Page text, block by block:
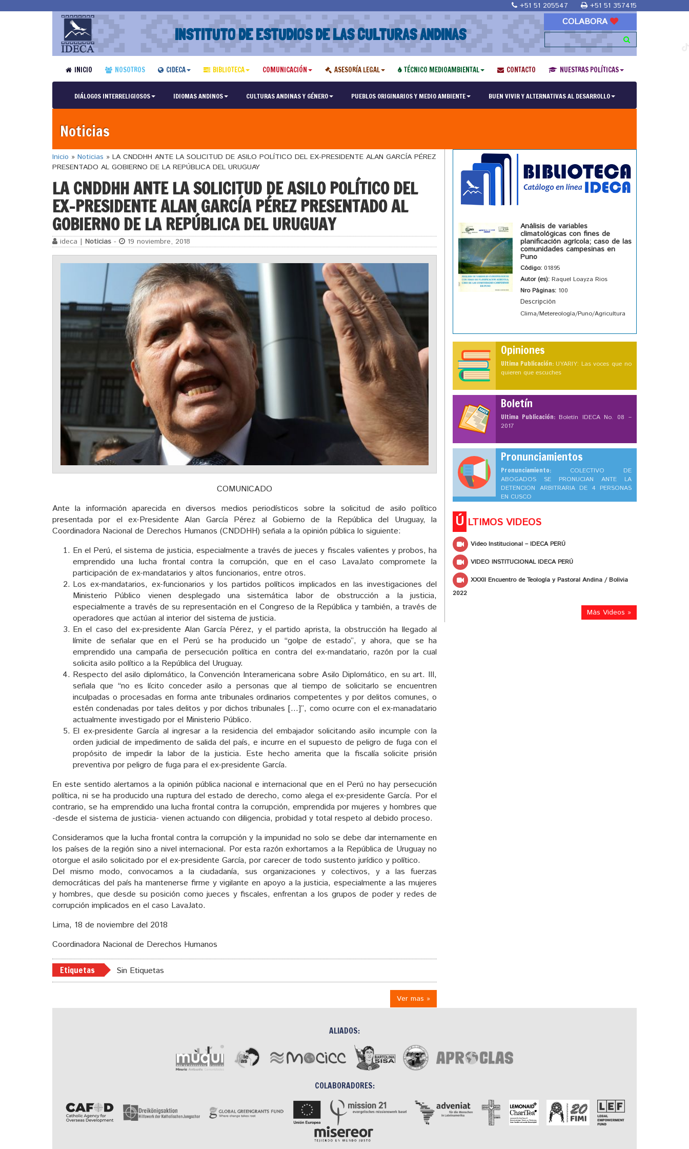
+51 51 205547 +51 51 357415
INSTITUTO DE ESTUDIOS DE LAS CULTURAS ANDINAS
COLABORA
INICIO NOSOTROS CIDECA BIBLIOTECA COMUNICACIÓN ASESORÍA LEGAL TÉCNICO MEDIOAMBIENTAL CONTACTO NUESTRAS POLÍTICAS
DIÁLOGOS INTERRELIGIOSOS IDIOMAS ANDINOS CULTURAS ANDINAS Y GÉNERO PUEBLOS ORIGINARIOS Y MEDIO AMBIENTE BUEN VIVIR Y ALTERNATIVAS AL DESARROLLO
Noticias
Inicio » Noticias » LA CNDDHH ANTE LA SOLICITUD DE ASILO POLÍTICO DEL EX-PRESIDENTE ALAN GARCÍA PÉREZ
PRESENTADO AL GOBIERNO DE LA REPÚBLICA DEL URUGUAY
LA CNDDHH ANTE LA SOLICITUD DE ASILO POLÍTICO DEL
EX-PRESIDENTE ALAN GARCÍA PÉREZ PRESENTADO AL
GOBIERNO DE LA REPÚBLICA DEL URUGUAY
ideca | Noticias - 19 noviembre, 2018
COMUNICADO
Ante la información aparecida en diversos medios periodísticos sobre la solicitud de asilo político
presentada por el ex-Presidente Alan García Pérez al Gobierno de la República del Uruguay, la
Coordinadora Nacional de Derechos Humanos (CNDDHH) señala a la opinión pública lo siguiente:
En el Perú, el sistema de justicia, especialmente a través de jueces y fiscales valientes y probos, ha
emprendido una lucha frontal contra la corrupción, que en el caso LavaJato compromete la
participación de ex-mandatarios y altos funcionarios, entre otros.
Los ex-mandatarios, ex-funcionarios y los partidos políticos implicados en las investigaciones del
Ministerio Público vienen desplegado una sistemática labor de obstrucción a la justicia,
especialmente a través de su representación en el Congreso de la República y también, a través de
operadores que actúan al interior del sistema de justicia.
En el caso del ex-presidente Alan García Pérez, y el partido aprista, la obstrucción ha llegado al
límite de señalar que en el Perú se ha producido un “golpe de estado”, y ahora, que se ha
emprendido una campaña de persecución política en contra del ex-mandatario, razón por la cual
solicita asilo político a la República del Uruguay.
Respecto del asilo diplomático, la Convención Interamericana sobre Asilo Diplomático, en su art. III,
señala que “no es lícito conceder asilo a personas que al tiempo de solicitarlo se encuentren
inculpadas o procesadas en forma ante tribunales ordinarios competentes y por delitos comunes, o
estén condenadas por tales delitos y por dichos tribunales […]”, como ocurre con el ex-manadatario
actualmente investigado por el Ministerio Público.
El ex-presidente García al ingresar a la residencia del embajador solicitando asilo incumple con la
orden judicial de impedimento de salida del país, e incurre en el supuesto de peligro de fuga con el
propósito de impedir la labor de la justicia. Este hecho amerita que la fiscalía solicite prisión
preventiva por peligro de fuga para el ex-presidente García.
En este sentido alertamos a la opinión pública nacional e internacional que en el Perú no hay persecución
política, ni se ha producido una ruptura del estado de derecho, como alega el ex-presidente García. Por el
contrario, se ha emprendido una lucha frontal contra la corrupción, emprendida por mujeres y hombres que
-desde el sistema de justicia- vienen actuando con diligencia, probidad y total respeto al debido proceso.
Consideramos que la lucha frontal contra la corrupción y la impunidad no solo se debe dar internamente en
los países de la región sino a nivel internacional. Por esta razón exhortamos a la República de Uruguay no
otorgue el asilo solicitado por el ex-presidente García, por carecer de todo sustento jurídico y político.
Del mismo modo, convocamos a la ciudadanía, sus organizaciones y colectivos, y a las fuerzas
democráticas del país ha mantenerse firme y vigilante en apoyo a la justicia, especialmente a las mujeres
y hombres, que desde su posición como jueces y fiscales, enfrentan a los grupos de poder y redes de
corrupción implicados en el caso LavaJato.
Lima, 18 de noviembre del 2018
Coordinadora Nacional de Derechos Humanos
Etiquetas Sin Etiquetas
Ver mas »
Análisis de variables
climatológicas con fines de
planificación agrícola; caso de las
comunidades campesinas en
Puno
Código: 01895
Autor (es): Raquel Loayza Rios
Nro Páginas: 100
Descripción
Clima/Metereología/Puno/Agricultura
Opiniones
Ultima Publicación: UYARIY: Las voces que no
quieren que escuches
Boletín
Ultima Publicación: Boletín IDECA No. 08 –
2017
Pronunciamientos
Pronunciamiento: COLECTIVO DE
ABOGADOS SE PRONUCIAN ANTE LA
DETENCION ARBITRARIA DE 4 PERSONAS
EN CUSCO
Ú LTIMOS VIDEOS
Video Institucional – IDECA PERÚ
VIDEO INSTITUCIONAL IDECA PERÚ
XXXII Encuentro de Teología y Pastoral Andina / Bolivia
2022
Más Videos »
ALIADOS:
COLABORADORES: